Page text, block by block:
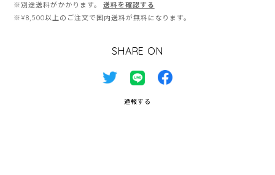
※別途送料がかかります。
送料を確認する
※¥8,500以上のご注文で国内送料が無料になります。
SHARE ON
通報する